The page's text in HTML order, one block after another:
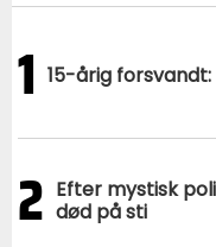
1 15-årig
2 Efter mystisk
død på sti